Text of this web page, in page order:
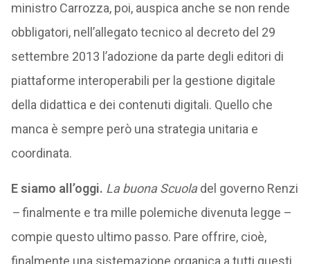
ministro Carrozza, poi, auspica anche se non rende
obbligatori, nell’allegato tecnico al decreto del 29
settembre 2013 l’adozione da parte degli editori di
piattaforme interoperabili per la gestione digitale
della didattica e dei contenuti digitali. Quello che
manca è sempre però una strategia unitaria e
coordinata.
E siamo all’oggi. La buona Scuoladel governo Renzi
–finalmente e tra mille polemiche divenuta legge –
compie questo ultimo passo. Pare offrire, cioè,
finalmente una sistemazione organica a tutti questi